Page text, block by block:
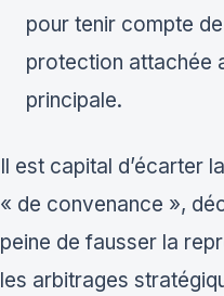
pour tenir compte
protection attachée
principale.
Il est capital d’écarter
« de convenance »,
peine de fausser la
les arbitrages